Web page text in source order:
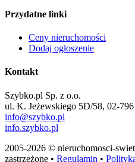
Przydatne linki
Ceny nieruchomości
Dodaj ogłoszenie
Kontakt
Szybko.pl Sp. z o.o.
ul. K. Jeżewskiego 5D/58, 02-796
info@szybko.pl
info.szybko.pl
2005-2026 © nieruchomosci-
zastrzeżone • Regulamin •